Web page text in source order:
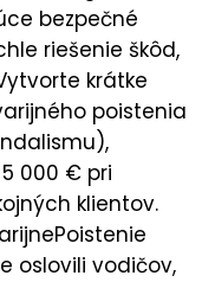
bezpečné
riešenie škôd,
krátke
poistenia
000 € pri
klientov.
oslovili vodičov,